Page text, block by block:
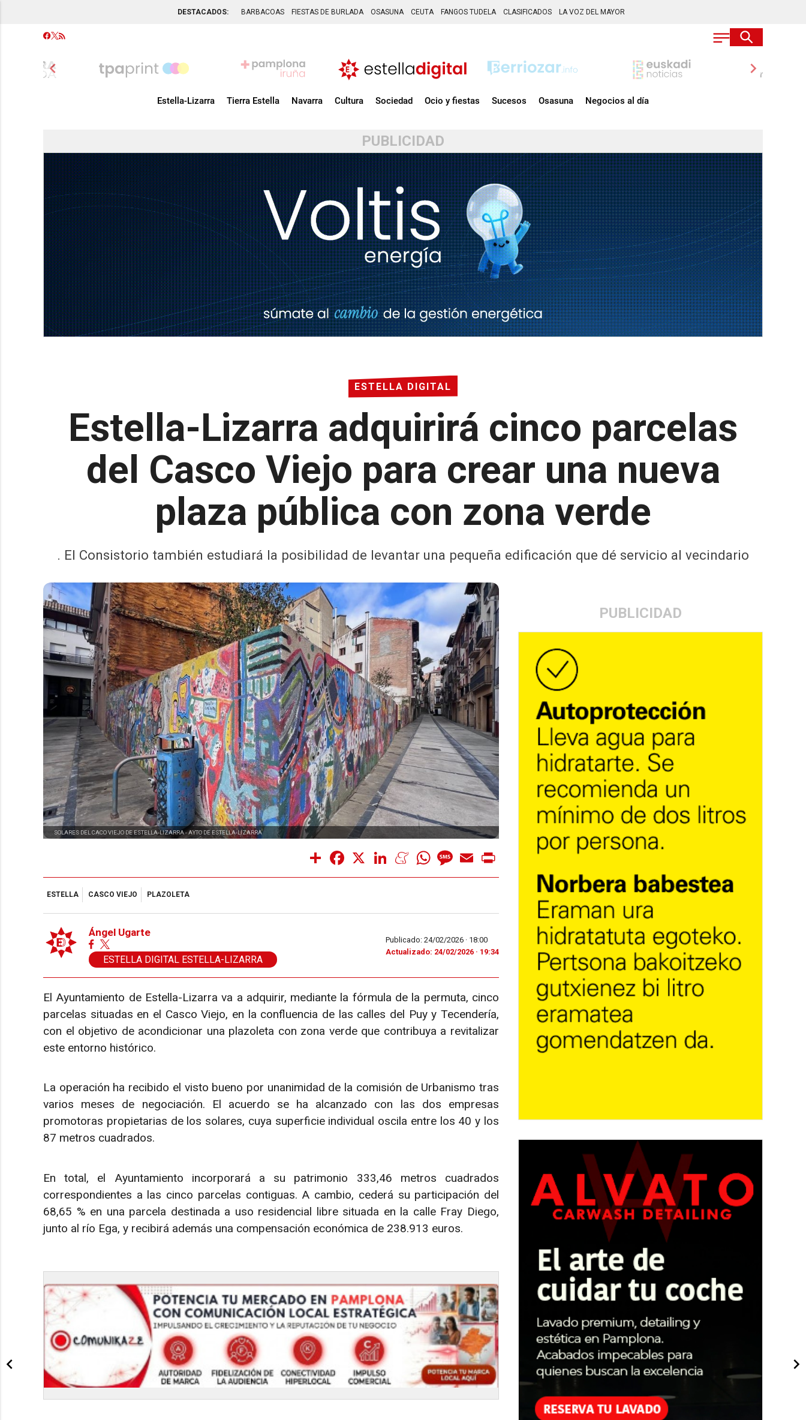
DESTACADOS: BARBACOAS FIESTAS DE BURLADA OSASUNA CEUTA FANGOS TUDELA CLASIFICADOS LA VOZ DEL MAYOR
chevron_left chevron_right
Estella-Lizarra Tierra Estella Navarra Cultura Sociedad Ocio y fiestas Sucesos Osasuna Negocios al día
PUBLICIDAD
ESTELLA DIGITAL
Estella-Lizarra adquirirá cinco parcelas
del Casco Viejo para crear una nueva
plaza pública con zona verde
. El Consistorio también estudiará la posibilidad de levantar una pequeña edificación que dé servicio al vecindario
PUBLICIDAD
SOLARES DEL CACO VIEJO DE ESTELLA-LIZARRA -AYTO DE ESTELLA-LIZARRA
Share Facebook LinkedInMeneameWhatsAppMessage
Email
ESTELLA CASCO VIEJO PLAZOLETA
Ángel Ugarte
ESTELLA DIGITAL ESTELLA-LIZARRA
Publicado: 24/02/2026 · 18:00
Actualizado: 24/02/2026 · 19:34
El Ayuntamiento de Estella-Lizarra va a adquirir, mediante la fórmula de la permuta, cinco
parcelas situadas en el Casco Viejo, en la confluencia de las calles del Puy y Tecendería,
con el objetivo de acondicionar una plazoleta con zona verde que contribuya a revitalizar
este entorno histórico.
La operación ha recibido el visto bueno por unanimidad de la comisión de Urbanismo tras
varios meses de negociación. El acuerdo se ha alcanzado con las dos empresas
promotoras propietarias de los solares, cuya superficie individual oscila entre los 40 y los
87 metros cuadrados.
En total, el Ayuntamiento incorporará a su patrimonio 333,46 metros cuadrados
correspondientes a las cinco parcelas contiguas. A cambio, cederá su participación del
68,65 % en una parcela destinada a uso residencial libre situada en la calle Fray Diego,
junto al río Ega, y recibirá además una compensación económica de 238.913 euros.